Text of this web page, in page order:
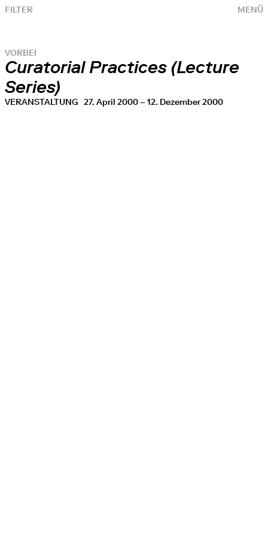
MENÜ
FILTER
VORBEI
Curatorial Practices (Lecture
Series)
VERANSTALTUNG 27. April 2000 – 12. Dezember 2000